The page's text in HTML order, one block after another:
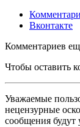
Вконтакте
Комментариев
Чтобы оставить
Уважаемые
нецензурные
сообщения будут